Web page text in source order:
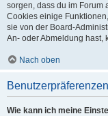
sorgen, dass du im Forum
Cookies einige
sie von der Board-
An- oder Abmeldung hast,
Nach oben
Wie kann ich meine